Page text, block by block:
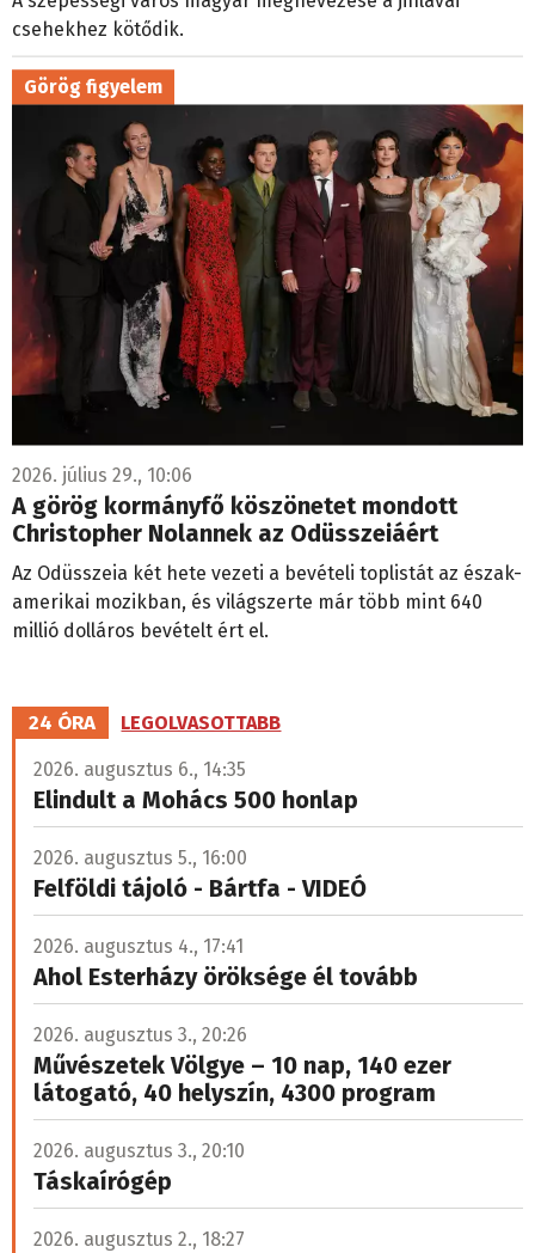
csehekhez kötődik.
Görög figyelem
2026. július 29., 10:06
A görög kormányfő köszönetet mondott
Christopher Nolannek az Odüsszeiáért
Az Odüsszeia két hete vezeti a bevételi toplistát az észak-
amerikai mozikban, és világszerte már több mint 640
millió dolláros bevételt ért el.
24 ÓRA LEGOLVASOTTABB
2026. augusztus 6., 14:35
Elindult a Mohács 500 honlap
2026. augusztus 5., 16:00
Felföldi tájoló - Bártfa - VIDEÓ
2026. augusztus 4., 17:41
Ahol Esterházy öröksége él tovább
2026. augusztus 3., 20:26
Művészetek Völgye – 10 nap, 140 ezer
látogató, 40 helyszín, 4300 program
2026. augusztus 3., 20:10
Táskaírógép
2026. augusztus 2., 18:27